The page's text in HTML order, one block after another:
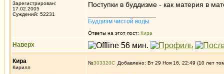
Зарегистрирован:
17.02.2005
Суждений: 52231
Поступки в буддизме - как материя в
Буддизм чистой воды
Ответы на этот пост: Кира
Наверх
Кира
Кирилл
№303320 Добавлено: Вт 29 Ноя 16, 22:49 (10 лет